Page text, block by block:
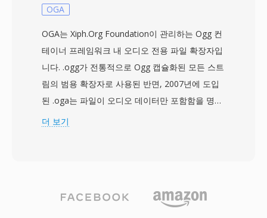
에 가까운 품질을 제공했습니다. RA 파일은 고정
트 스트리밍, 불안정한 연결에서 재생 중단을 최소
화하도록 설계된 버퍼링 알고리즘을 지원합니다.
전성기에는 RealPlayer가 수억 대의 PC에 설치되
었으며, BBC와 NPR 같은 방송사들이 온라인 스
트림에 RealAudio를 사용했습니다. 지속적인 기술
기여는 나중에 HLS와 DASH 같은 표준에 영향을
며 현재 기기에서의 재생을 위한 변환이 필요합니
OGA
OGA는 Xiph.Org Foundation이 관리하는 Ogg 컨
테이너 프레임워크 내 오디오 전용 파일 확장자입
니다. .ogg가 전통적으로 Ogg 캡슐화된 모든 스트
림의 범용 확장자로 사용된 반면, 2007년에 도입
된 .oga는 파일이 오디오 데이터만 포함함을 명시
적으로 알립니다. 내부적으로 OGA 파일은 Vorbis,
점 중 하나는 상호운용성입니다: .oga 확장자를 만
더 보기